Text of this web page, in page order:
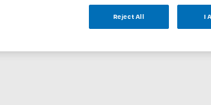
/ Regiebehandelaar JOT bij
vacatures die voor u
Reject All I